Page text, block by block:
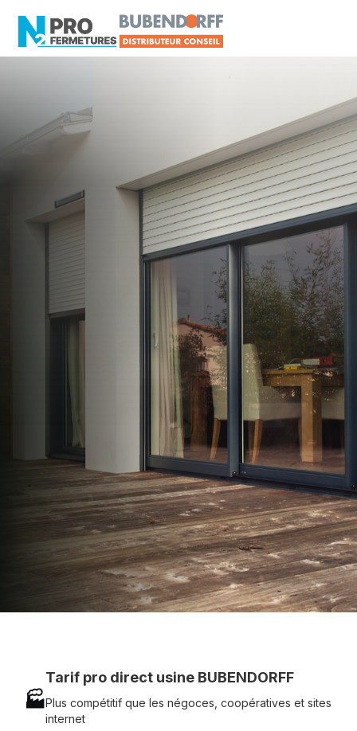
Distributeur en volets
roulants Delta Dore
Avrillé
Artisan, Menuisier, TPE ou PME proche de Avrillé
N2PRO Fermetures est votre référent Distributeur
en volets roulants Delta Dore officiel pour vous
apporter : Tarifs directs usines sans minimum
d'achat - Assistance technique chantier et
service réactif avec simplicité.
07 83 35 69 17
MON DEVIS MOTEUR
Voir tous nos produits
🏭
Tarif pro direct usine BUBENDORFF
Plus compétitif que les négoces, coopératives et sites
internet